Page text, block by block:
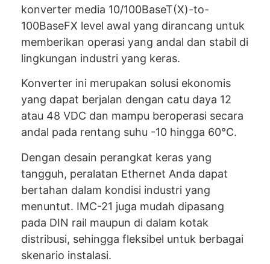
konverter media 10/100BaseT(X)-to-
100BaseFX level awal yang dirancang untuk
memberikan operasi yang andal dan stabil di
lingkungan industri yang keras.
Konverter ini merupakan solusi ekonomis
yang dapat berjalan dengan catu daya 12
atau 48 VDC dan mampu beroperasi secara
andal pada rentang suhu -10 hingga 60°C.
Dengan desain perangkat keras yang
tangguh, peralatan Ethernet Anda dapat
bertahan dalam kondisi industri yang
menuntut. IMC-21 juga mudah dipasang
pada DIN rail maupun di dalam kotak
distribusi, sehingga fleksibel untuk berbagai
skenario instalasi.